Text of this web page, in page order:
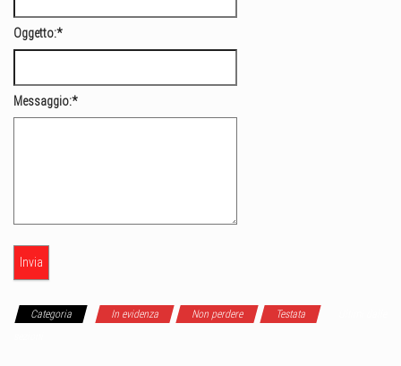
Oggetto:*
Messaggio:*
Categoria In evidenza Non perdere Testata